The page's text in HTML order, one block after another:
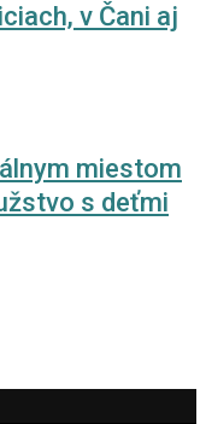
v Čani aj
miestom
s deťmi